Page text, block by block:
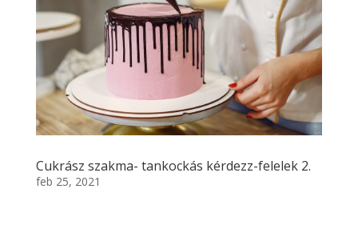
Cukrász szakma- tankockás kérdezz-felelek 2.
feb 25, 2021